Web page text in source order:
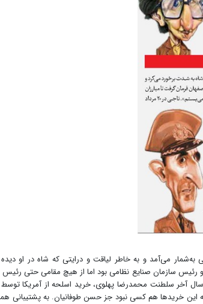
می‌آمد و به خاطر لیاقت و درایتی که شاه در او
سازمان صنایع نظامی بود اما از هیچ مقامی حتی رئیس
سلطنت محمدرضا پهلوی، خرید اسلحه از آمریکا توسط
دلال و واسطه این خریدها هم کسی نبود جز حسن طوفانیان. به